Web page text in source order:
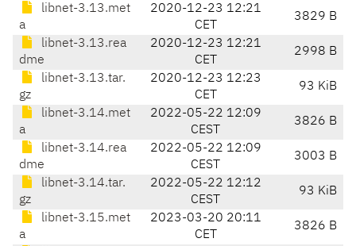
libnet-3.13.met
a
2020-12-23 12:21
CET
3829 B
libnet-3.13.rea
dme
2020-12-23 12:21
CET
2998 B
libnet-3.13.tar.
gz
2020-12-23 12:23
CET
93 KiB
libnet-3.14.met
a
2022-05-22 12:09
CEST
3826 B
libnet-3.14.rea
dme
2022-05-22 12:09
CEST
3003 B
libnet-3.14.tar.
gz
2022-05-22 12:12
CEST
93 KiB
libnet-3.15.met
a
2023-03-20 20:11
CET
3826 B